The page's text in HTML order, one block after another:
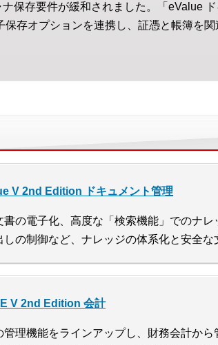
保存要件が緩和されました。「eValue
存オプションを連携し、証憑と帳簿を
V 2nd Edition ドキュメント管理
書の電子化、高度な「検索機能」でのナ
の制御など、ナレッジの体系化と安全な
V 2nd Edition 会計
理機能をラインアップし、財務会計か